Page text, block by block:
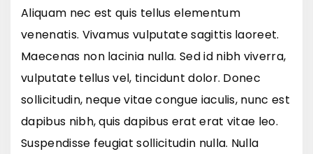
Aliquam nec est quis tellus elementum
venenatis. Vivamus vulputate sagittis laoreet.
Maecenas non lacinia nulla. Sed id nibh viverra,
vulputate tellus vel, tincidunt dolor. Donec
sollicitudin, neque vitae congue iaculis, nunc est
dapibus nibh, quis dapibus erat erat vitae leo.
Suspendisse feugiat sollicitudin nulla. Nulla